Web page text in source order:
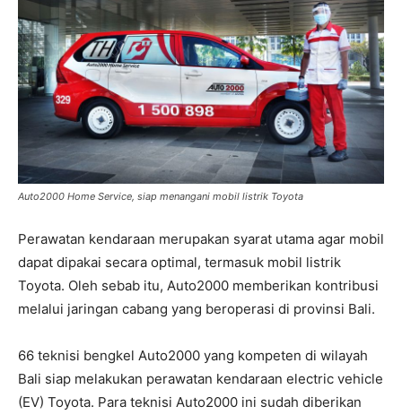
Auto2000 Home Service, siap menangani mobil listrik Toyota
Perawatan kendaraan merupakan syarat utama agar mobil
dapat dipakai secara optimal, termasuk mobil listrik
Toyota. Oleh sebab itu, Auto2000 memberikan kontribusi
melalui jaringan cabang yang beroperasi di provinsi Bali.
66 teknisi bengkel Auto2000 yang kompeten di wilayah
Bali siap melakukan perawatan kendaraan electric vehicle
(EV) Toyota. Para teknisi Auto2000 ini sudah diberikan